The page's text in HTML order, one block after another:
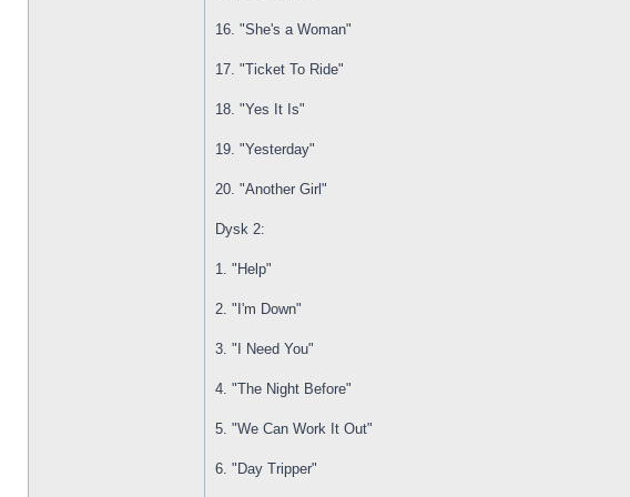
16. "She's a Woman"
17. "Ticket To Ride"
18. "Yes It Is"
19. "Yesterday"
20. "Another Girl"
Dysk 2:
1. "Help"
2. "I'm Down"
3. "I Need You"
4. "The Night Before"
5. "We Can Work It Out"
6. "Day Tripper"